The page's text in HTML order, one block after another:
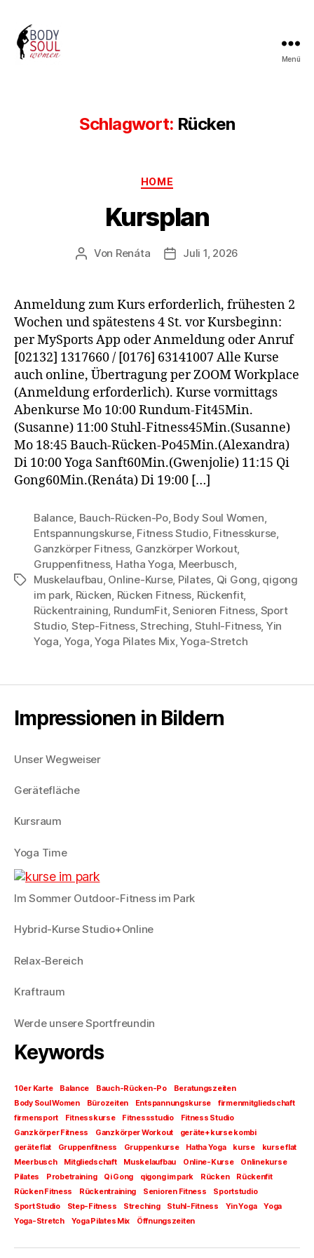
MEERBUSCH
Menü
Schlagwort: Rücken
Kategorien
HOME
Kursplan
Beitragsautor
Von Renáta Veröffentlichungsdatum
Juli 1, 2026
Anmeldung zum Kurs erforderlich, frühesten 2
Wochen und spätestens 4 St. vor Kursbeginn:
per MySports App oder Anmeldung oder Anruf
[02132] 1317660 / [0176] 63141007 Alle Kurse
auch online, Übertragung per ZOOM Workplace
(Anmeldung erforderlich). Kurse vormittags
Abenkurse Mo 10:00 Rundum-Fit45Min.
(Susanne) 11:00 Stuhl-Fitness45Min.(Susanne)
Mo 18:45 Bauch-Rücken-Po45Min.(Alexandra)
Di 10:00 Yoga Sanft60Min.(Gwenjolie) 11:15 Qi
Gong60Min.(Renáta) Di 19:00 […]
Schlagwörter
Balance Bauch-Rücken-Po, Body Soul Women
Entspannungskurse, Fitness Studio, Fitnesskurse
Ganzkörper Fitness, Ganzkörper Workout,
Gruppenfitness, Hatha Yoga Meerbusch
Muskelaufbau Online-Kurse, Pilates Qi Gong qigong
im park Rücken Rücken Fitness Rückenfit,
Rückentraining RundumFit,Senioren Fitness Sport
Studio, Step-Fitness,Streching Stuhl-Fitness, Yin
Yoga Yoga Yoga Pilates Mix,Yoga-Stretch
Impressionen in Bildern
Unser Wegweiser
Gerätefläche
Kursraum
Yoga Time
Im Sommer Outdoor-Fitness im Park
Hybrid-Kurse Studio+Online
Relax-Bereich
Kraftraum
Werde unsere Sportfreundin
Keywords
10er Karte Balance Bauch-Rücken-Po
Beratungszeiten
Body Soul Women
Bürozeiten Entspannungskurse
firmenmitgliedschaft
firmensport
Fitnesskurse Fitnessstudio
Fitness Studio
Ganzkörper Fitness
Ganzkörper Workout
geräte+kurse kombi
geräte flat
Gruppenfitness Gruppenkurse Hatha Yoga kurse
kurse flat
Meerbusch
Mitgliedschaft Muskelaufbau Online-Kurse
Onlinekurse
Pilates
Probetraining Qi Gong qigong im park Rücken
Rückenfit
Rücken Fitness
Rückentraining Senioren Fitness
Sportstudio
Sport Studio
Step-Fitness Streching Stuhl-Fitness Yin Yoga
Yoga
Yoga-Stretch
Yoga Pilates Mix Öffnungszeiten